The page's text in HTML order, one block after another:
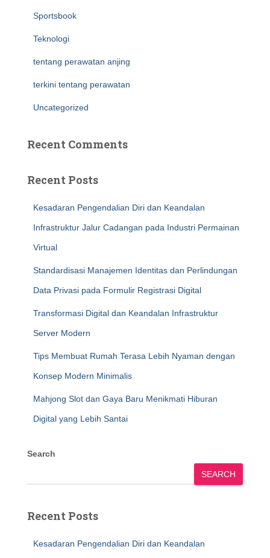
Sportsbook
Teknologi
tentang perawatan anjing
terkini tentang perawatan
Uncategorized
Recent Comments
Recent Posts
Kesadaran Pengendalian Diri dan Keandalan
Infrastruktur Jalur Cadangan pada Industri Permainan
Virtual
Standardisasi Manajemen Identitas dan Perlindungan
Data Privasi pada Formulir Registrasi Digital
Transformasi Digital dan Keandalan Infrastruktur
Server Modern
Tips Membuat Rumah Terasa Lebih Nyaman dengan
Konsep Modern Minimalis
Mahjong Slot dan Gaya Baru Menikmati Hiburan
Digital yang Lebih Santai
Search
SEARCH
Recent Posts
Kesadaran Pengendalian Diri dan Keandalan